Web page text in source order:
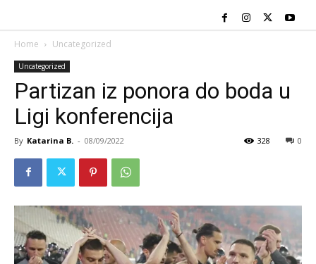
Home Uncategorized
Uncategorized
Partizan iz ponora do boda u
Ligi konferencija
By Katarina B. - 08/09/2022 0
328